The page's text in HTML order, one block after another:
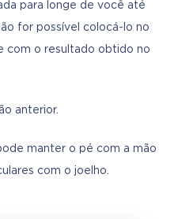
para longe de você até
for possível colocá-lo no
com o resultado obtido no
anterior.
manter o pé com a mão
com o joelho.